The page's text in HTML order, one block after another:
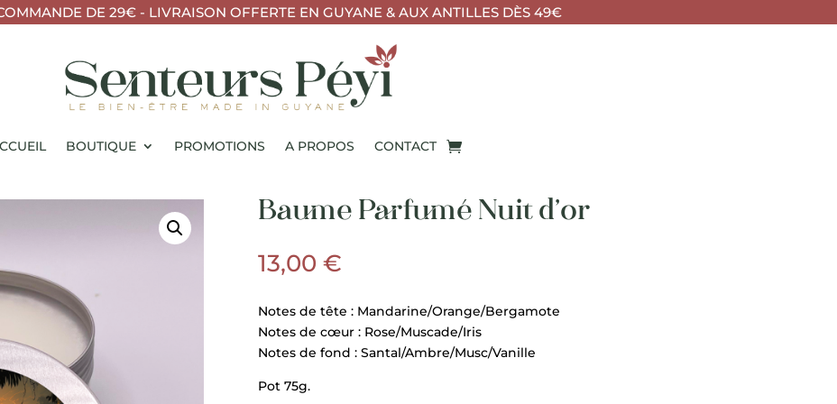
DE 29€ - LIVRAISON OFFERTE EN GUYANE & AUX ANTILLES DÈS 49€
BOUTIQUE PROMOTIONS A PROPOS CONTACT
Baume Parfumé Nuit d’or
13,00 €
Notes de tête : Mandarine/Orange/Bergamote
Notes de cœur : Rose/Muscade/Iris
Notes de fond : Santal/Ambre/Musc/Vanille
Pot 75g.